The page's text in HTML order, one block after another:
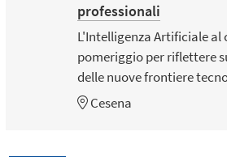
professionali
L'Intelligenza Artificiale al
pomeriggio per riflettere
delle nuove frontiere
Cesena